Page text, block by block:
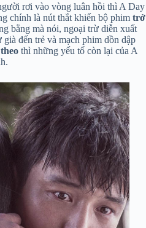
rơi vào vòng luân hồi thì A Day
chính là nút thắt khiến bộ phim trở
bằng mà nói, ngoại trừ diễn xuất
đến trẻ và mạch phim dồn dập
thì những yếu tố còn lại của A